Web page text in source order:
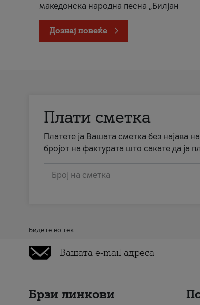
македонска народна песна „Билјан
Дознај повеќе
Плати сметка
Платете ја Вашата сметка без најава
бројот на фактурата што сакате да ја
Број на сметка
Бидете во тек
Брзи линкови